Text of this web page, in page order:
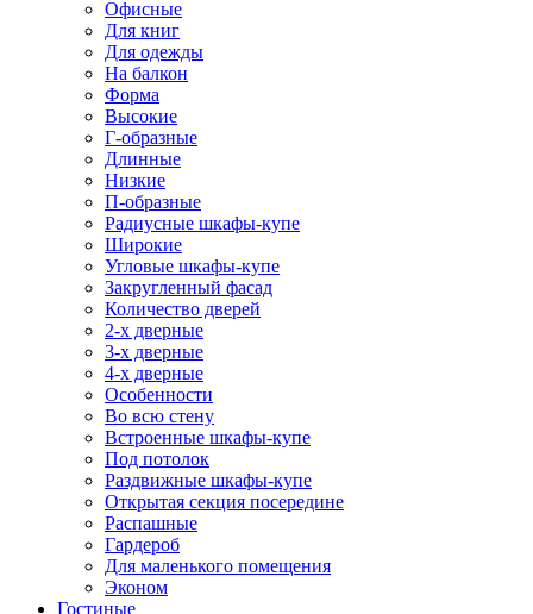
Офисные
Для книг
Для одежды
На балкон
Форма
Высокие
Г-образные
Длинные
Низкие
П-образные
Радиусные шкафы-купе
Широкие
Угловые шкафы-купе
Закругленный фасад
Количество дверей
2-х дверные
3-х дверные
4-х дверные
Особенности
Во всю стену
Встроенные шкафы-купе
Под потолок
Раздвижные шкафы-купе
Открытая секция посередине
Распашные
Гардероб
Для маленького помещения
Эконом
Гостиные